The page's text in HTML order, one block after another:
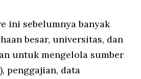
ini sebelumnya banyak
besar, universitas, dan
untuk mengelola sumber
penggajian, data